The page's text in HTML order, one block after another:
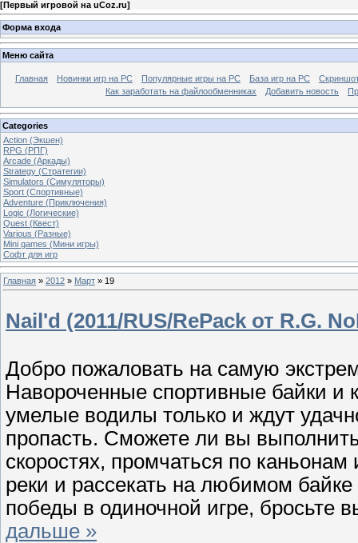
[Первый игровой на uCoz.ru]
Форма входа
Меню сайта
Главная Новинки игр на PC Популярные игры на PC База игр на РС
Как заработать на файлообменниках
Добавить новость
Categories
Action (Экшен)
RPG (РПГ)
Arcade (Аркады)
Strategy (Стратегии)
Simulators (Симуляторы)
Sport (Спортивные)
Adventure (Приключения)
Logic (Логические)
Quest (Квест)
Various (Разные)
Mini games (Мини игры)
Софт для игр
Главная » 2012 » Март » 19
Nail'd (2011/RUS/RePack от R.G.
Добро пожаловать на самую
Навороченные спортивные байки
умелые водилы только и ждут
пропасть. Сможете ли вы
скоростях, промчаться по
реки и рассекать на любимом
победы в одиночной игре, бросьте
дальше »